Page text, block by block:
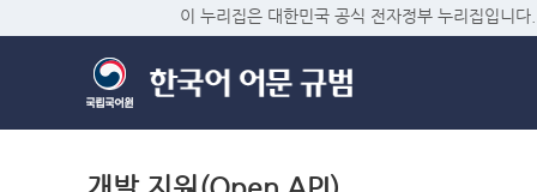
이 누리집은 대한민국 공식 전자정부 누리집입니다.